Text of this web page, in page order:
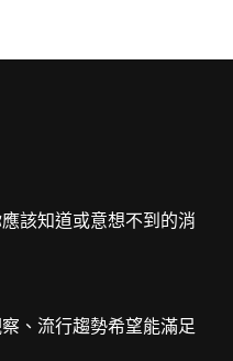
該知道或意想不到的消
、流行趨勢希望能滿足